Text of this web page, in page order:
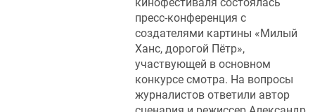
пресс-конференция с
создателями картины «Милый
Ханс, дорогой Пётр»,
участвующей в основном
конкурсе смотра. На вопросы
журналистов ответили автор